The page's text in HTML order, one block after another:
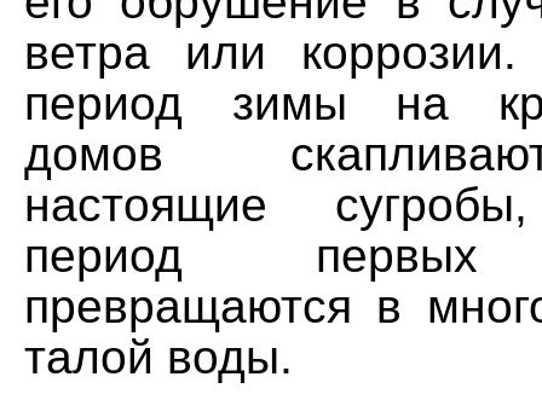
ветра или
период зимы на
домов
настоящие
период первых
превращаются в
талой воды.